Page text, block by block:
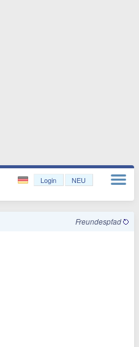
Login NEU
Freundespfad